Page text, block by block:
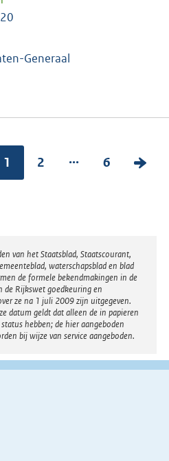
Generaal
1 2 ... 6
V
g
van het Staatsblad, Staatscourant,
waterschapsblad en blad
de formele bekendmakingen in de
de Rijkswet goedkeuring en
ze na 1 juli 2009 zijn uitgegeven.
datum geldt dat alleen de in papieren
hebben; de hier aangeboden
bij wijze van service aangeboden.